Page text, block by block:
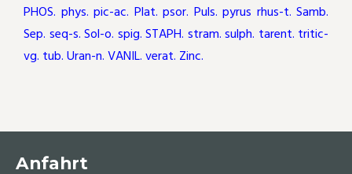
PHOS. phys. pic-ac. Plat. psor. Puls. pyrus rhus-t. Samb.
Sep. seq-s. Sol-o. spig. STAPH. stram. sulph. tarent. tritic-
vg. tub. Uran-n. VANIL. verat. Zinc.
Anfahrt